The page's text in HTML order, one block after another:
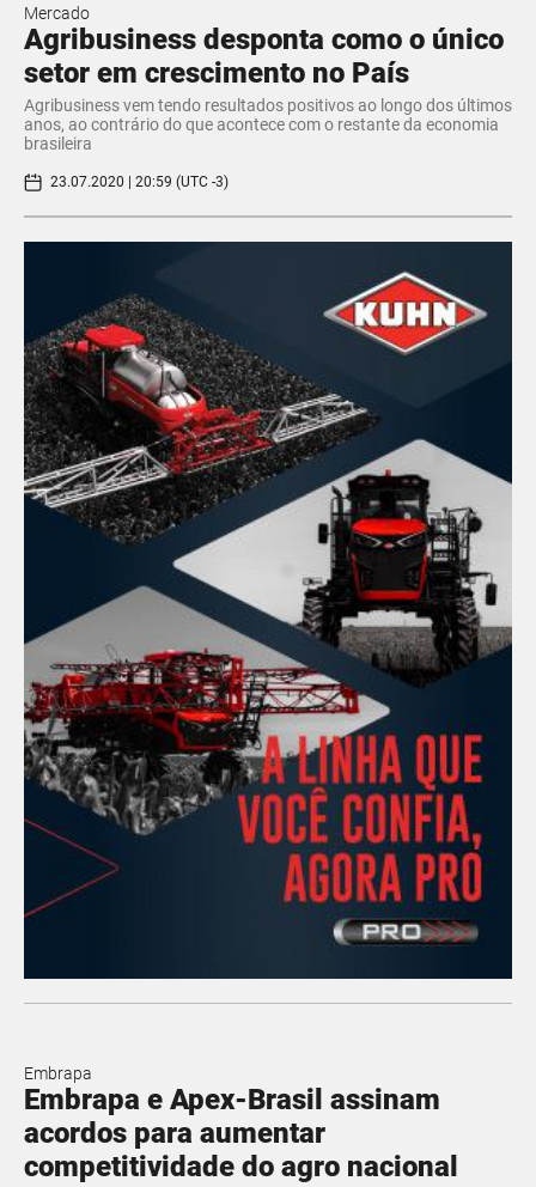
Mercado
Agribusiness desponta como o único
setor em crescimento no País
Agribusiness vem tendo resultados positivos ao longo dos últimos
anos, ao contrário do que acontece com o restante da economia
brasileira
23.07.2020 | 20:59 (UTC -3)
Embrapa
Embrapa e Apex-Brasil assinam
acordos para aumentar
competitividade do agro nacional